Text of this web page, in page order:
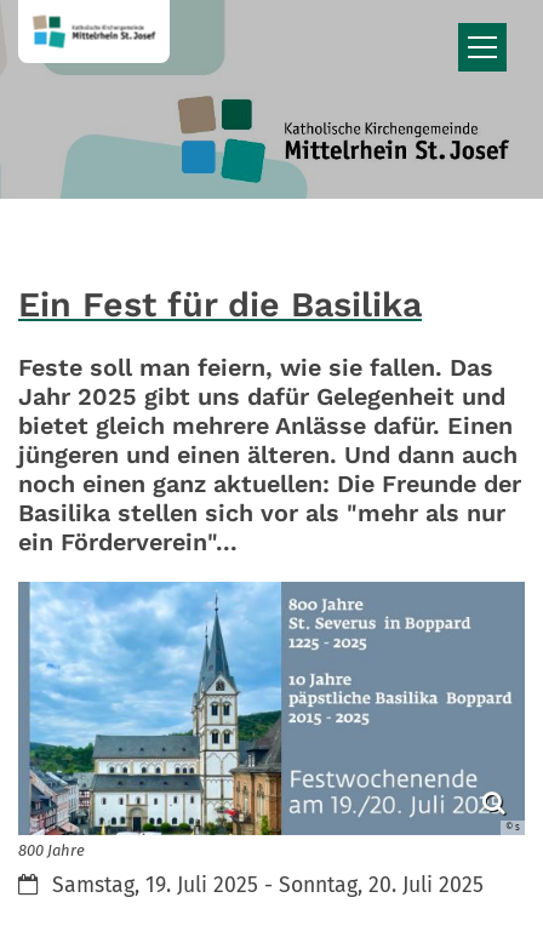
Zum Inhalt springen
Ein Fest für die Basilika
Feste soll man feiern, wie sie fallen. Das
Jahr 2025 gibt uns dafür Gelegenheit und
bietet gleich mehrere Anlässe dafür. Einen
jüngeren und einen älteren. Und dann auch
noch einen ganz aktuellen: Die Freunde der
Basilika stellen sich vor als "mehr als nur
ein Förderverein"...
© s
800 Jahre
Datum:Samstag, 19. Juli 2025 - Sonntag, 20. Juli 2025